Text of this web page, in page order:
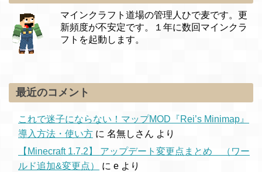
マインクラフト道場の管理人ひで麦です。更
新頻度が不安定です。１年に数回マインクラ
フトを起動します。
最近のコメント
これで迷子にならない！マップMOD『Rei’s Minimap』
導入方法・使い方 に 名無しさん より
【Minecraft 1.7.2】 アップデート変更点まとめ （ワー
ルド追加&変更点）
に e より